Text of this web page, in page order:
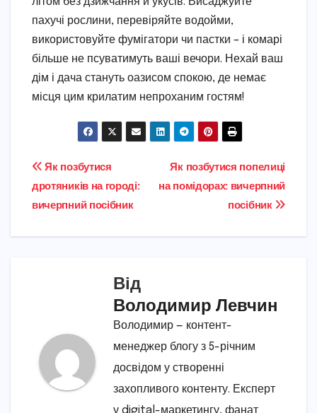
пахучі рослини, перевіряйте водойми,
використовуйте фумігатори чи пастки – і комарі
більше не псуватимуть ваші вечори. Нехай ваш
дім і дача стануть оазисом спокою, де немає
місця цим крилатим непроханим гостям!
Навігація
записів
Як позбутися попелиці
на помідорах: вичерпний
посібник
Як позбутися
дротяників на городі:
вичерпний посібник
Від
Володимир Левчин
Володимир — контент-
менеджер блогу з 5-річним
досвідом у створенні
захопливого контенту. Експерт